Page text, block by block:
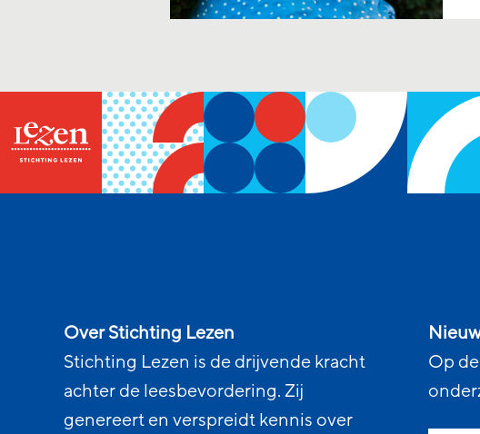
Over Stichting Lezen
Stichting Lezen is de drijvende kracht
achter de leesbevordering. Zij
genereert en verspreidt kennis over
Op